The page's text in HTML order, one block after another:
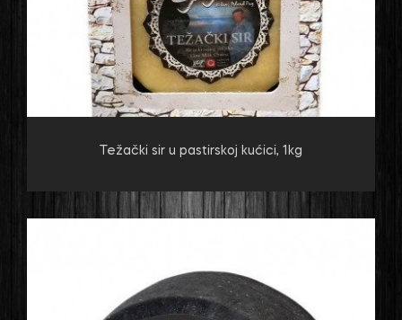
Težački sir u pastirskoj kućici, 1kg